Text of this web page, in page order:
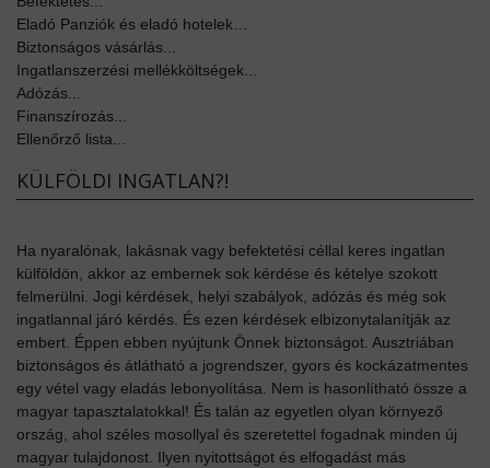
Eladó Panziók és eladó hotelek…
Biztonságos vásárlás...
Ingatlanszerzési mellékköltségek...
Adózás...
Finanszírozás...
Ellenőrző lista...
KÜLFÖLDI INGATLAN?!
Ha nyaralónak, lakásnak vagy befektetési céllal keres ingatlan
külföldön, akkor az embernek sok kérdése és kételye szokott
felmerülni. Jogi kérdések, helyi szabályok, adózás és még sok
ingatlannal járó kérdés. És ezen kérdések elbizonytalanítják az
embert. Éppen ebben nyújtunk Önnek biztonságot. Ausztriában
biztonságos és átlátható a jogrendszer, gyors és kockázatmentes
egy vétel vagy eladás lebonyolítása. Nem is hasonlítható össze a
magyar tapasztalatokkal! És talán az egyetlen olyan környező
ország, ahol széles mosollyal és szeretettel fogadnak minden új
magyar tulajdonost. Ilyen nyitottságot és elfogadást más